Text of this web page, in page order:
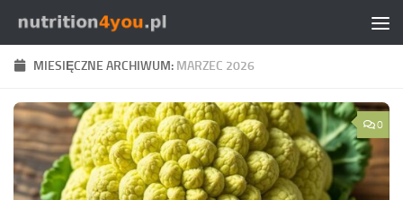
Przejdź do treści
MIESIĘCZNE ARCHIWUM: MARZEC 2026
0